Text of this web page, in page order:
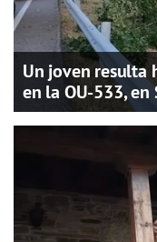
Un joven resulta
en la OU-533, en